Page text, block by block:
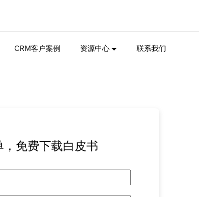
CRM客户案例 资源中心 联系我们
，免费下载白皮书